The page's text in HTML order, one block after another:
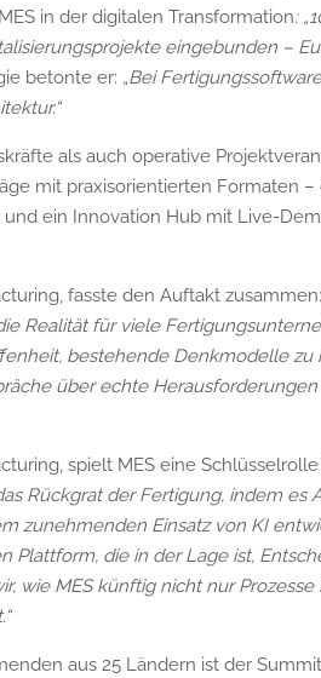
in der digitalen Transformation:
eingebunden –
betonte er: „Bei
als auch operative
mit praxisorientierten Formaten –
und ein Innovation Hub mit Live-
fasste den Auftakt zusammen:
Realität für viele
bestehende Denkmodelle zu
über echte
spielt MES eine
Rückgrat der Fertigung, indem es
zunehmenden Einsatz von KI
Plattform, die in der Lage ist,
wie MES künftig nicht nur Prozesse
aus 25 Ländern ist der